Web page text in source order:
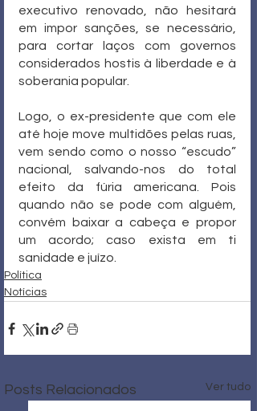
executivo renovado, não hesitará
em impor sanções, se necessário,
para cortar laços com governos
considerados hostis à liberdade e à
soberania popular.
Logo, o ex-presidente que com ele
até hoje move multidões pelas ruas,
vem sendo como o nosso “escudo”
nacional, salvando-nos do total
efeito da fúria americana. Pois
quando não se pode com alguém,
convém baixar a cabeça e propor
um acordo; caso exista em ti
sanidade e juízo.
Política
Notícias
Posts Relacionados Ver tudo